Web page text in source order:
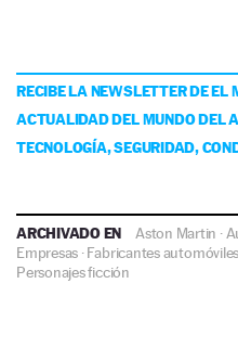
RECIBE LA NEWSLETTER DE EL
ACTUALIDAD DEL MUNDO DEL
TECNOLOGÍA, SEGURIDAD,
ARCHIVADO EN Aston Martin ·
Empresas ·Fabricantes automóviles
Personajes ficción